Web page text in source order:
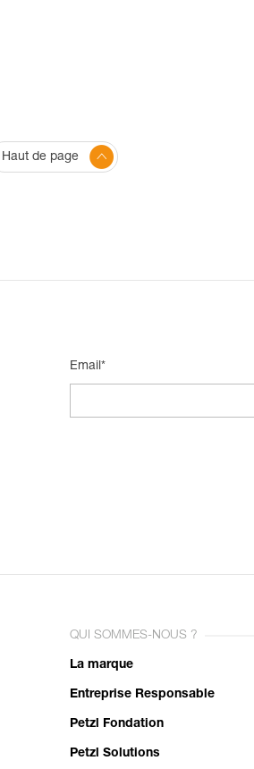
Haut de page
Email*
QUI SOMMES-NOUS ?
La marque
Entreprise Responsable
Petzl Fondation
Petzl Solutions